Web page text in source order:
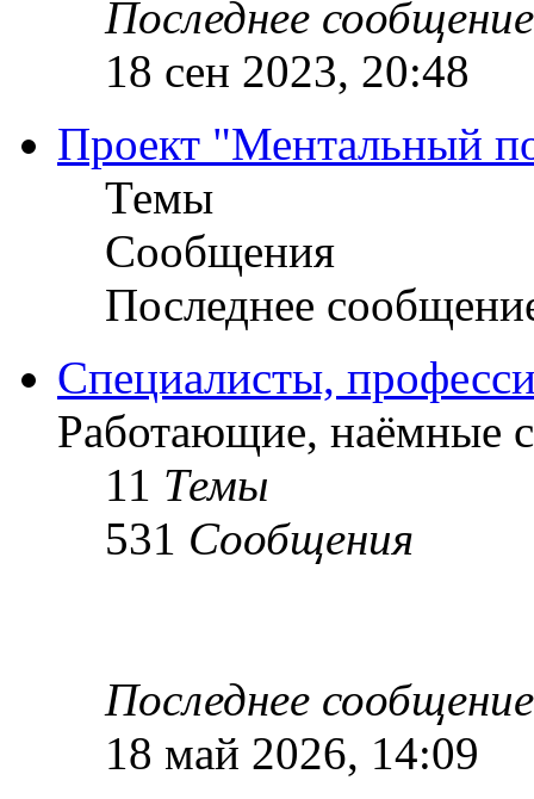
Последнее сообщение
18 сен 2023, 20:48
Проект "Ментальный
Темы
Сообщения
Последнее
Специалисты,
Работающие, наёмные
11 Темы
531 Сообщения
Последнее сообщение
18 май 2026, 14:09